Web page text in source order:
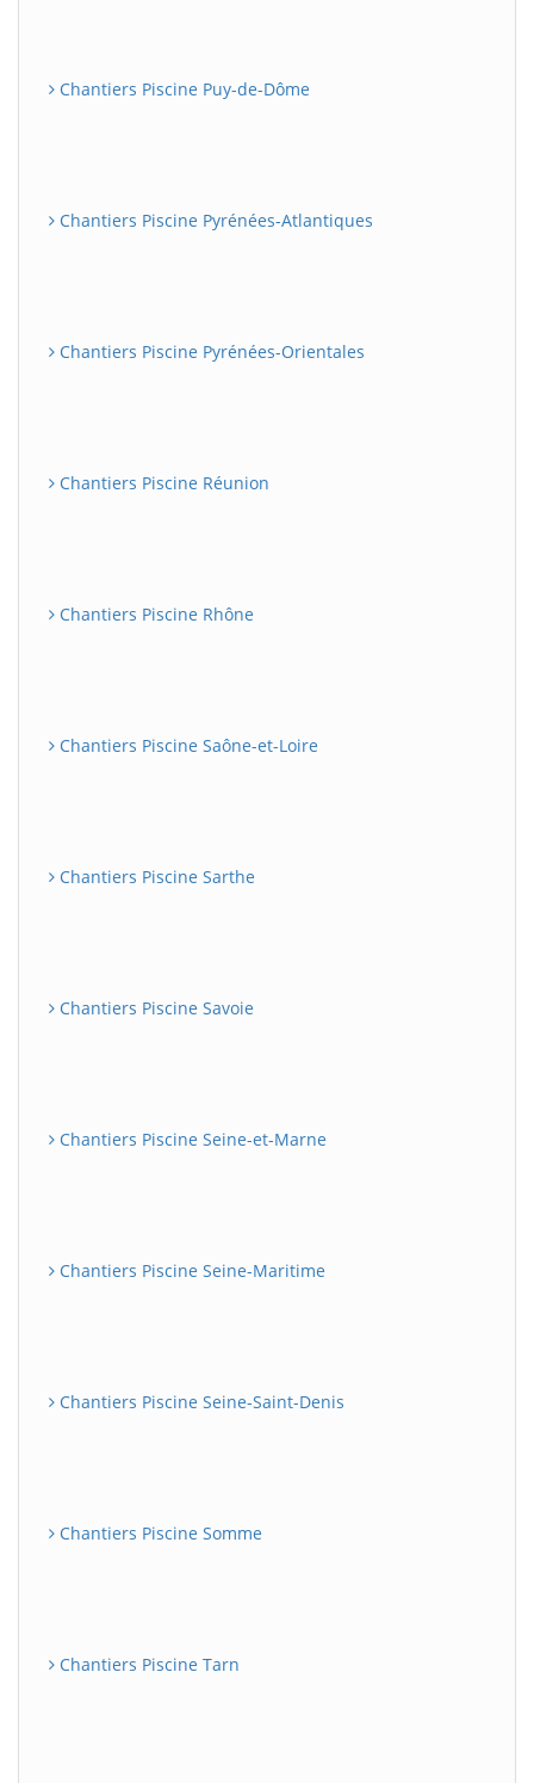
Chantiers Piscine Puy-de-Dôme
Chantiers Piscine Pyrénées-Atlantiques
Chantiers Piscine Pyrénées-Orientales
Chantiers Piscine Réunion
Chantiers Piscine Rhône
Chantiers Piscine Saône-et-Loire
Chantiers Piscine Sarthe
Chantiers Piscine Savoie
Chantiers Piscine Seine-et-Marne
Chantiers Piscine Seine-Maritime
Chantiers Piscine Seine-Saint-Denis
Chantiers Piscine Somme
Chantiers Piscine Tarn